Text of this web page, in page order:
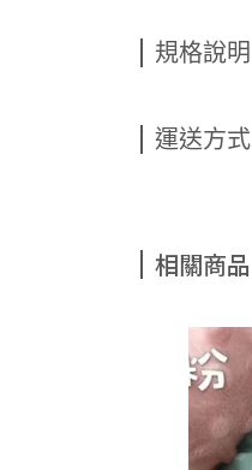
規格說明
運送方式
相關商品